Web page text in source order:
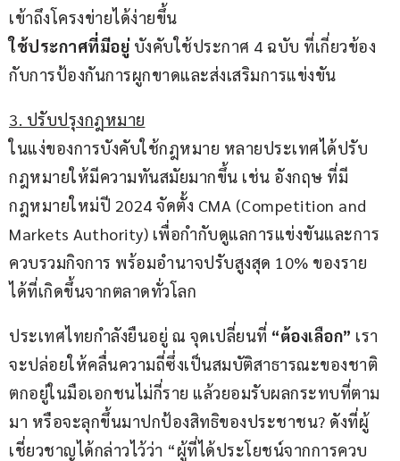
เข้าถึงโครงข่ายได้ง่ายขึ้น
ใช้ประกาศที่มีอยู่ บังคับใช้ประกาศ 4 ฉบับ ที่เกี่ยวข้อง
กับการป้องกันการผูกขาดและส่งเสริมการแข่งขัน
3. ปรับปรุงกฎหมาย
ในแง่ของการบังคับใช้กฎหมาย หลายประเทศได้ปรับ
กฎหมายให้มีความทันสมัยมากขึ้น เช่น อังกฤษ ที่มี
กฎหมายใหม่ปี 2024 จัดตั้ง CMA (Competition and
Markets Authority) เพื่อกำกับดูแลการแข่งขันและการ
ควบรวมกิจการ พร้อมอำนาจปรับสูงสุด 10% ของราย
ได้ที่เกิดขึ้นจากตลาดทั่วโลก
ประเทศไทยกำลังยืนอยู่ ณ จุดเปลี่ยนที่ “ต้องเลือก” เรา
จะปล่อยให้คลื่นความถี่ซึ่งเป็นสมบัติสาธารณะของชาติ
ตกอยู่ในมือเอกชนไม่กี่ราย แล้วยอมรับผลกระทบที่ตาม
มา หรือจะลุกขึ้นมาปกป้องสิทธิของประชาชน? ดังที่ผู้
เชี่ยวชาญได้กล่าวไว้ว่า “ผู้ที่ได้ประโยชน์จากการควบ